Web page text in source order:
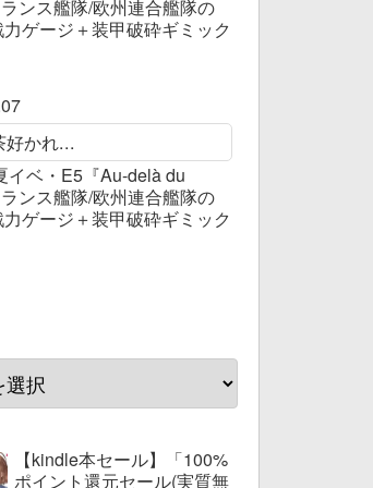
ンス艦隊/欧州連合艦隊の
ゲージ＋装甲破砕ギミック
好かれ...
イベ・E5『Au-delà du
ンス艦隊/欧州連合艦隊の
ゲージ＋装甲破砕ギミック
【kindle本セール】「100%
ポイント還元セール(実質無